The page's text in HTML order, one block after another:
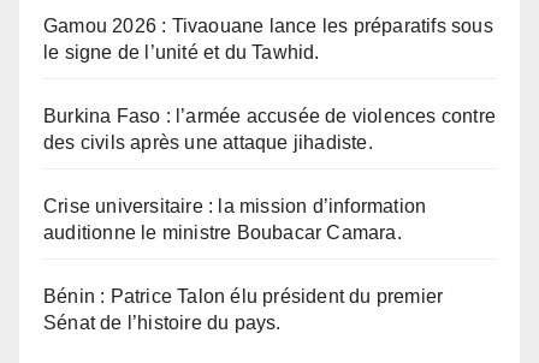
Gamou 2026 : Tivaouane lance les préparatifs sous
le signe de l’unité et du Tawhid.
Burkina Faso : l’armée accusée de violences contre
des civils après une attaque jihadiste.
Crise universitaire : la mission d’information
auditionne le ministre Boubacar Camara.
Bénin : Patrice Talon élu président du premier
Sénat de l’histoire du pays.